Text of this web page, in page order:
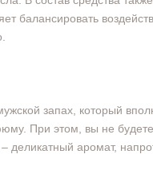
балансировать
запах, который
При этом, вы не будете
аромат,